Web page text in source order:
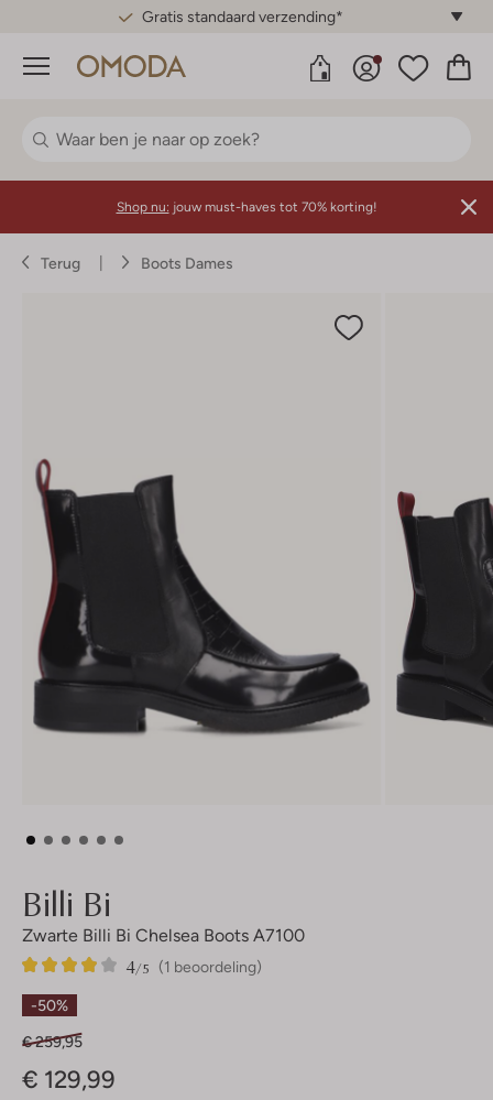
Gratis standaard verzending*
Menu
Shop nu: jouw must-haves tot 70% korting!
Terug Boots Dames
Billi Bi
Zwarte Billi Bi Chelsea Boots A7100
(1 beoordeling)
4/5
1
4
Sterren
-50%
€ 259,95
€ 129,99